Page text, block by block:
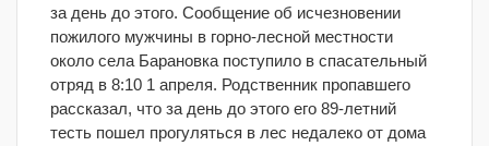
за день до этого. Сообщение об исчезновении
пожилого мужчины в горно-лесной местности
около села Барановка поступило в спасательный
отряд в 8:10 1 апреля. Родственник пропавшего
рассказал, что за день до этого его 89-летний
тесть пошел прогуляться в лес недалеко от дома